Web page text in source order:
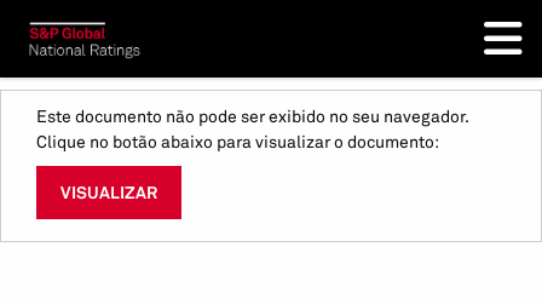
Este documento não pode ser exibido no seu navegador.
Clique no botão abaixo para visualizar o documento:
VISUALIZAR